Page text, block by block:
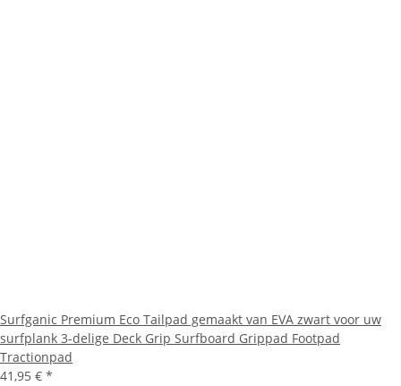
Surfganic Premium Eco Tailpad gemaakt van EVA zwart voor uw
surfplank 3-delige Deck Grip Surfboard Grippad Footpad
Tractionpad
41,95 € *